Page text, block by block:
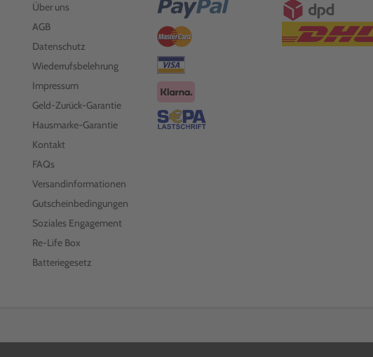
Über uns
AGB
Datenschutz
Wiederrufsbelehrung
Impressum
Geld-Zurück-Garantie
Hausmarke-Garantie
Kontakt
FAQs
Versandinformationen
Gutscheinbedingungen
Soziales Engagement
Re-Life Box
Batteriegesetz